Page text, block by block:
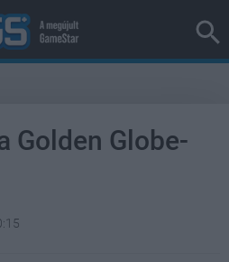
Golden Globe-